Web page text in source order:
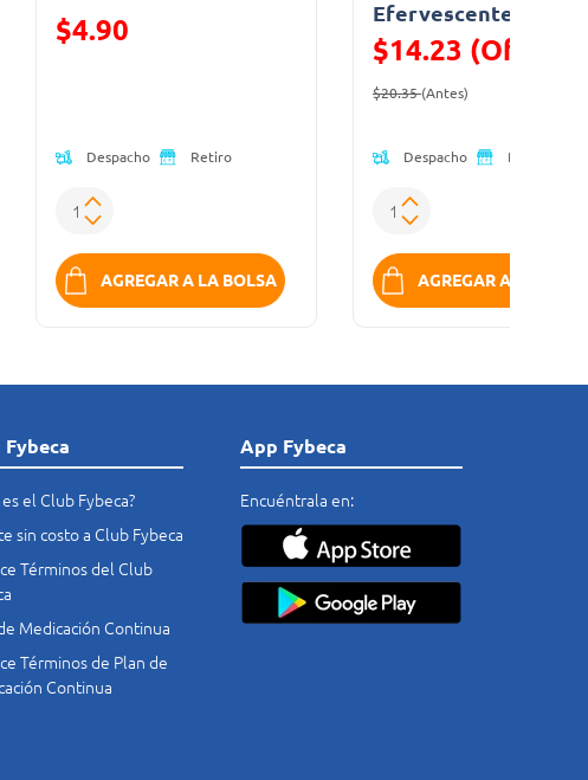
Precio reducido de
$4.90
Despacho Retiro
AGREGAR A LA BOLSA
Efervescentes T/30
$14.23 (Oferta)
Precio reducido de
$20.35(Antes)
Despacho Retiro
AGREGAR A LA
Fybeca
el Club Fybeca?
sin costo a Club Fybeca
Términos del Club
Medicación Continua
Términos de Plan de
Continua
App Fybeca
Encuéntrala en: